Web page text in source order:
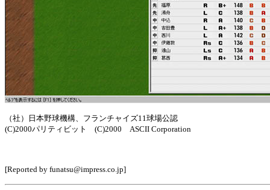
（社）日本野球機構、フランチャイズ11球場公認
(C)2000パリティビット (C)2000 ASCII Corporation
[Reported by funatsu@impress.co.jp]